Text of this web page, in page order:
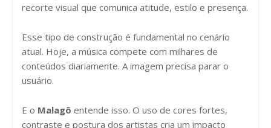
recorte visual que comunica atitude, estilo e presença.
Esse tipo de construção é fundamental no cenário
atual. Hoje, a música compete com milhares de
conteúdos diariamente. A imagem precisa parar o
usuário.
E o Malagô entende isso. O uso de cores fortes,
contraste e postura dos artistas cria um impacto